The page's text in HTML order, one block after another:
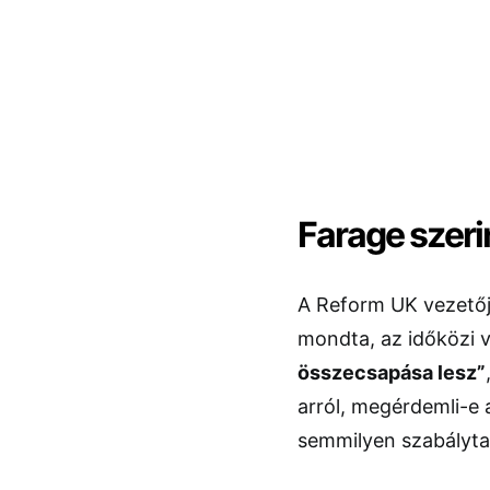
Farage
A Reform UK
mondta, az időközi
összecsapása lesz”
arról, megérdemli-e
semmilyen